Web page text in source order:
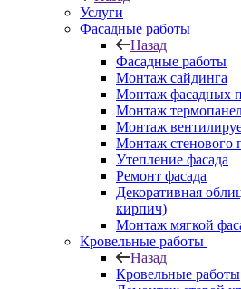
Услуги
Фасадные работы
Назад
Фасадные работы
Монтаж сайдинга
Монтаж фасадных
Монтаж
Монтаж
Монтаж стенового
Утепление фасада
Ремонт фасада
Декоративная
кирпич)
Монтаж мягкой
Кровельные работы
Назад
Кровельные работы